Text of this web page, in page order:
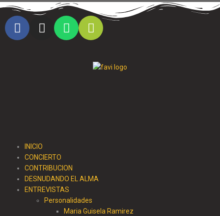
INICIO
CONCIERTO
CONTRIBUCION
DESNUDANDO EL ALMA
ENTREVISTAS
Personalidades
Maria Guisela Ramirez